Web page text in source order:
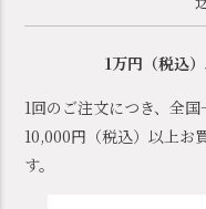
1万円（税込
1回のご注文につき、全国
10,000円（税込）以上お
す。